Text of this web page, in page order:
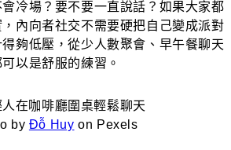
冷場？要不要一直說話？如果大家都
內向者社交不需要硬把自己變成派對
夠低壓，從少人數聚會、早午餐聊天
以是舒服的練習。
by Đỗ Huy on Pexels